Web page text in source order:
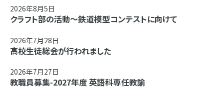
2026年8月5日
クラフト部の活動～鉄道模型コンテストに向けて
2026年7月28日
高校生徒総会が行われました
2026年7月27日
教職員募集-2027年度 英語科専任教諭